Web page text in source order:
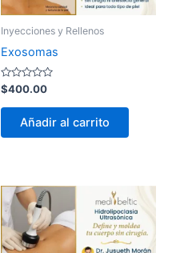
Inyecciones y Rellenos
Exosomas
Valorado
con
0
$400.00
Añadir al carrito